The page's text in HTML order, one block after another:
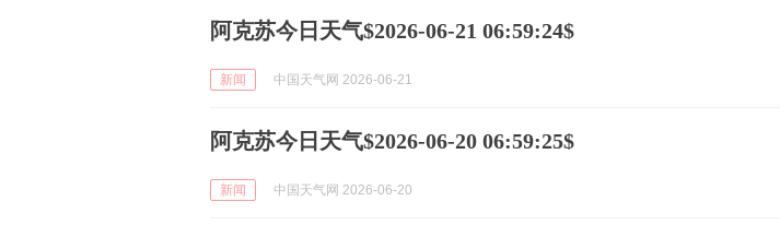
阿克苏今日天气$2026-06-21 06:59:24$
新闻 中国天气网 2026-06-21
阿克苏今日天气$2026-06-20 06:59:25$
新闻 中国天气网 2026-06-20